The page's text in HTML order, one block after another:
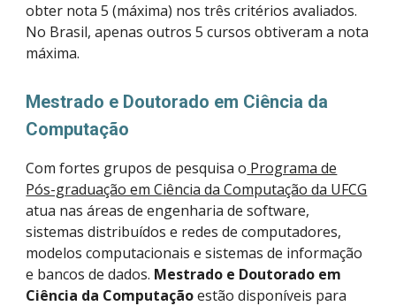
obter nota 5 (máxima) nos três critérios avaliados.
No Brasil, apenas outros 5 cursos obtiveram a nota
máxima.
Mestrado e Doutorado em Ciência da
Computação
Com fortes grupos de pesquisa o Programa de
Pós-graduação em Ciência da Computação da UFCG
atua nas áreas de engenharia de software,
sistemas distribuídos e redes de computadores,
modelos computacionais e sistemas de informação
e bancos de dados. Mestrado e Doutorado em
Ciência da Computaçãoestão disponíveis para